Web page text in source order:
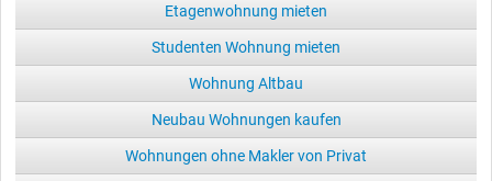
Etagenwohnung mieten
Studenten Wohnung mieten
Wohnung Altbau
Neubau Wohnungen kaufen
Wohnungen ohne Makler von Privat